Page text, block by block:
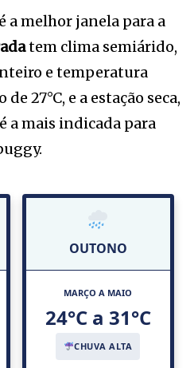
a melhor janela para a
tem clima semiárido,
e temperatura
27°C, e a estação seca,
a mais indicada para
OUTONO
MARÇO A MAIO
24°C a 31°C
CHUVA ALTA